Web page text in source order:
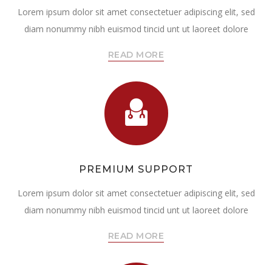
Lorem ipsum dolor sit amet consectetuer adipiscing elit, sed
diam nonummy nibh euismod tincid unt ut laoreet dolore
READ MORE
PREMIUM SUPPORT
Lorem ipsum dolor sit amet consectetuer adipiscing elit, sed
diam nonummy nibh euismod tincid unt ut laoreet dolore
READ MORE